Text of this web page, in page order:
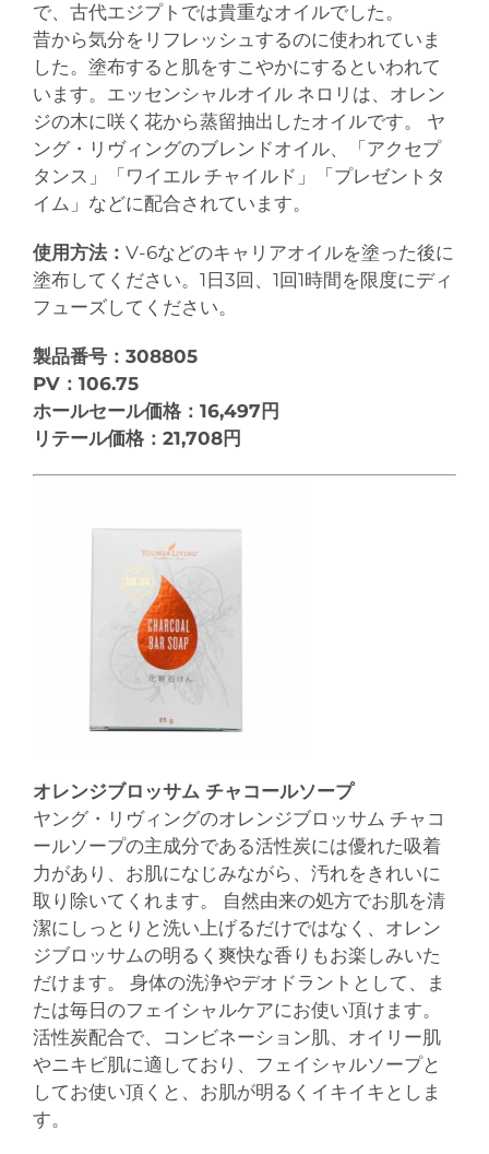
で、古代エジプトでは貴重なオイルでした。
昔から気分をリフレッシュするのに使われていま
した。塗布すると肌をすこやかにするといわれて
います。エッセンシャルオイル ネロリは、オレン
ジの木に咲く花から蒸留抽出したオイルです。 ヤ
ング・リヴィングのブレンドオイル、「アクセプ
タンス」「ワイエル チャイルド」「プレゼントタ
イム」などに配合されています。
使用方法： V-6などのキャリアオイルを塗った後に
塗布してください。1日3回、1回1時間を限度にディ
フューズしてください。
製品番号：308805
PV：106.75
ホールセール価格：16,497円
リテール価格：21,708円
オレンジブロッサム チャコールソープ
ヤング・リヴィングのオレンジブロッサム チャコ
ールソープの主成分である活性炭には優れた吸着
力があり、お肌になじみながら、汚れをきれいに
取り除いてくれます。 自然由来の処方でお肌を清
潔にしっとりと洗い上げるだけではなく、オレン
ジブロッサムの明るく爽快な香りもお楽しみいた
だけます。 身体の洗浄やデオドラントとして、ま
たは毎日のフェイシャルケアにお使い頂けます。
活性炭配合で、コンビネーション肌、オイリー肌
やニキビ肌に適しており、フェイシャルソープと
してお使い頂くと、お肌が明るくイキイキとしま
す。